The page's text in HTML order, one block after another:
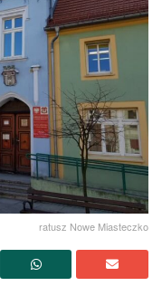
ratusz Nowe Miasteczko